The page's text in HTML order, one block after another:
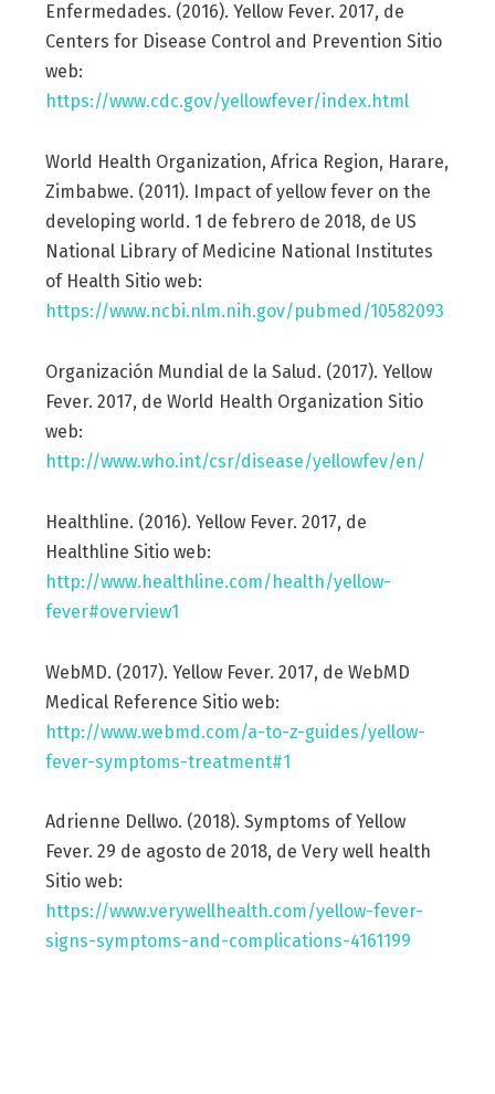
Enfermedades. (2016). Yellow Fever. 2017, de
Centers for Disease Control and Prevention Sitio
web:
https://www.cdc.gov/yellowfever/index.html
World Health Organization, Africa Region, Harare,
Zimbabwe. (2011). Impact of yellow fever on the
developing world. 1 de febrero de 2018, de US
National Library of Medicine National Institutes
of Health Sitio web:
https://www.ncbi.nlm.nih.gov/pubmed/10582093
Organización Mundial de la Salud. (2017). Yellow
Fever. 2017, de World Health Organization Sitio
web:
http://www.who.int/csr/disease/yellowfev/en/
Healthline. (2016). Yellow Fever. 2017, de
Healthline Sitio web:
http://www.healthline.com/health/yellow-
fever#overview1
WebMD. (2017). Yellow Fever. 2017, de WebMD
Medical Reference Sitio web:
http://www.webmd.com/a-to-z-guides/yellow-
fever-symptoms-treatment#1
Adrienne Dellwo. (2018). Symptoms of Yellow
Fever. 29 de agosto de 2018, de Very well health
Sitio web:
https://www.verywellhealth.com/yellow-fever-
signs-symptoms-and-complications-4161199